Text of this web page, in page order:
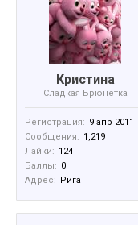
Кристина
Сладкая Брюнетка
Регистрация: 9 апр 2011
Сообщения: 1,219
Лайки: 124
Баллы: 0
Адрес: Рига